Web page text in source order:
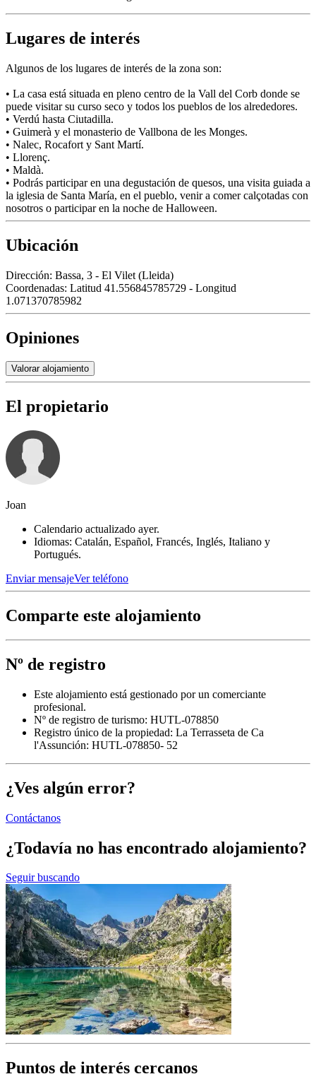
Lugares de interés
Algunos de los lugares de interés de la zona son:
• La casa está situada en pleno centro de la Vall del Corb donde se
puede visitar su curso seco y todos los pueblos de los alrededores.
• Verdú hasta Ciutadilla.
• Guimerà y el monasterio de Vallbona de les Monges.
• Nalec, Rocafort y Sant Martí.
• Llorenç.
• Maldà.
• Podrás participar en una degustación de quesos, una visita guiada a
la iglesia de Santa María, en el pueblo, venir a comer calçotadas con
nosotros o participar en la noche de Halloween.
Ubicación
Dirección: Bassa, 3 - El Vilet (Lleida)
Coordenadas: Latitud 41.556845785729 - Longitud
1.071370785982
Opiniones
Valorar alojamiento
El propietario
Joan
Calendario actualizado ayer.
Idiomas: Catalán, Español, Francés, Inglés, Italiano y
Portugués.
Enviar mensajeVer teléfono
Comparte este alojamiento
Nº de registro
Este alojamiento está gestionado por un comerciante
profesional.
Nº de registro de turismo: HUTL-078850
Registro único de la propiedad: La Terrasseta de Ca
l'Assunción: HUTL-078850- 52
¿Ves algún error?
Contáctanos
¿Todavía no has encontrado alojamiento?
Seguir buscando
Puntos de interés cercanos